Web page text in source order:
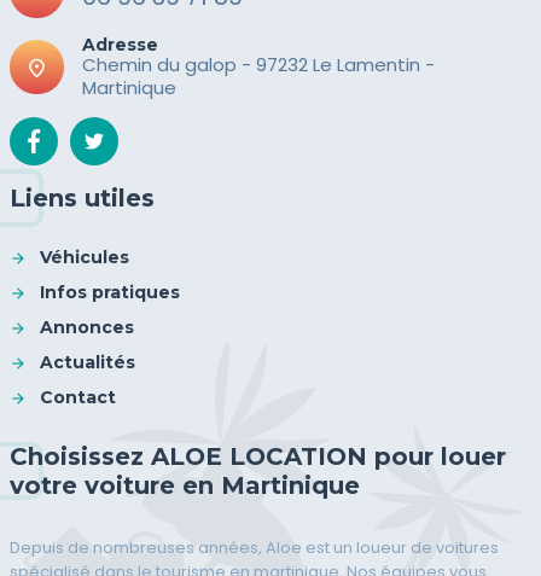
place
Adresse
Chemin du galop - 97232 Le Lamentin -
Martinique
Liens utiles
Véhicules
Infos pratiques
Annonces
Actualités
Contact
Choisissez ALOE LOCATION pour louer
votre voiture en Martinique
Depuis de nombreuses années, Aloe est un loueur de voitures